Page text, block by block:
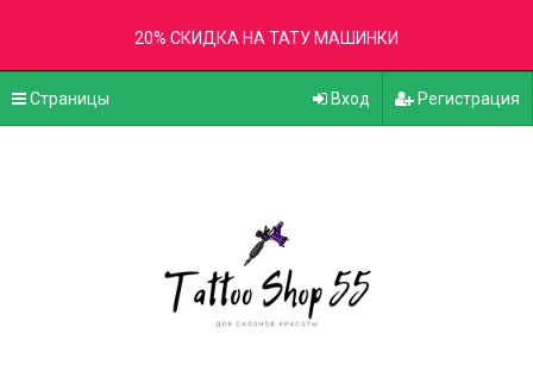
20% СКИДКА НА ТАТУ МАШИНКИ
Страницы Вход Регистрация